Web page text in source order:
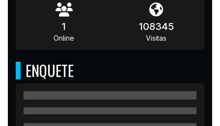
1
Online
108345
Visitas
ENQUETE